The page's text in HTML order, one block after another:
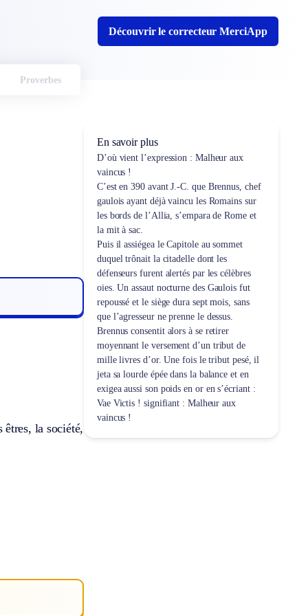
Découvrir le correcteur MerciApp
Proverbes
êtres, la société,
En savoir plus
D’où vient l’expression : Malheur aux
vaincus !
C’est en 390 avant J.-C. que Brennus, chef
gaulois ayant déjà vaincu les Romains sur
les bords de l’Allia, s’empara de Rome et
la mit à sac.
Puis il assiégea le Capitole au sommet
duquel trônait la citadelle dont les
défenseurs furent alertés par les célèbres
oies. Un assaut nocturne des Gaulois fut
repoussé et le siège dura sept mois, sans
que l’agresseur ne prenne le dessus.
Brennus consentit alors à se retirer
moyennant le versement d’un tribut de
mille livres d’or. Une fois le tribut pesé, il
jeta sa lourde épée dans la balance et en
exigea aussi son poids en or en s’écriant :
Vae Victis ! signifiant : Malheur aux
vaincus !